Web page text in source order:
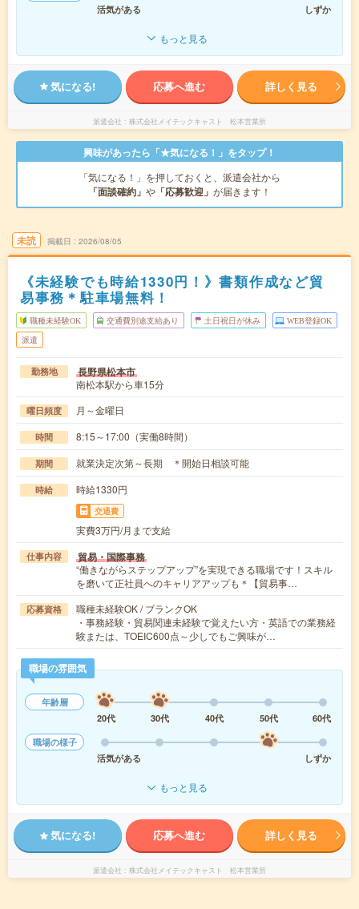
活気がある
しずか
もっと見る
気になる! 応募へ進む 詳しく見る
派遣会社 株式会社メイテックキャスト 松本営業所
興味があったら「★気になる！」をタップ！
「気になる！」を押しておくと、派遣会社から
「面談確約」 や 「応募歓迎」 が届きます！
未読 掲載日 2026/08/05
《未経験でも時給1330円！》書類作成など貿
易事務＊駐車場無料！
職種未経験OK 交通費別途支給あり 土日祝日が休み WEB登録OK
派遣
勤務地 長野県松本市
南松本駅から車15分
曜日頻度 月～金曜日
時間 8:15～17:00（実働8時間）
期間 就業決定次第～長期 ＊開始日相談可能
時給 時給1330円
交通費
実費3万円/月まで支給
仕事内容 貿易・国際事務
“働きながらステップアップ”を実現できる職場です！スキル
を磨いて正社員へのキャリアアップも＊【貿易事…
応募資格
職種未経験OK / ブランクOK
・事務経験・貿易関連未経験で覚えたい方・英語での業務経
験または、TOEIC600点～少しでもご興味が…
職場の雰囲気
年齢層
20代
30代 40代 50代
60代
職場の様子
活気がある
しずか
もっと見る
気になる! 応募へ進む 詳しく見る
派遣会社 株式会社メイテックキャスト 松本営業所